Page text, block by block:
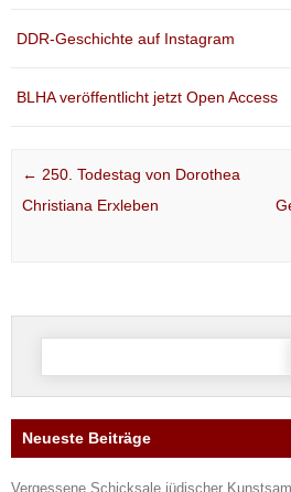
DDR-Geschichte auf Instagram
BLHA veröffentlicht jetzt Open Access
Post navigation
← 250. Todestag von Dorothea
Christiana Erxleben
Suche
Neueste Beiträge
Vergessene Schicksale jüdischer